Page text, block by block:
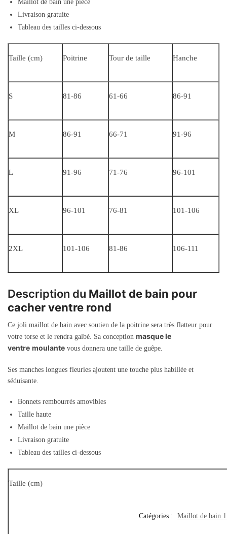
Maillot de bain une pièce
Livraison gratuite
Tableau des tailles ci-dessous
Taille (cm) Poitrine Tour de taille Hanche
S 81-86 61-66 86-91
M 86-91 66-71 91-96
L 91-96 71-76 96-101
XL 96-101 76-81 101-106
2XL 101-106 81-86 106-111
Description du Maillot de bain pour
cacher ventre rond
Ce joli maillot de bain avec soutien de la poitrine sera très flatteur pour
votre torse et le rendra galbé. Sa conception masque le
ventre moulante vous donnera une taille de guêpe.
Ses manches longues fleuries ajoutent une touche plus habillée et
séduisante.
Bonnets rembourrés amovibles
Taille haute
Maillot de bain une pièce
Livraison gratuite
Tableau des tailles ci-dessous
Taille (cm)
Catégories : Maillot de bain